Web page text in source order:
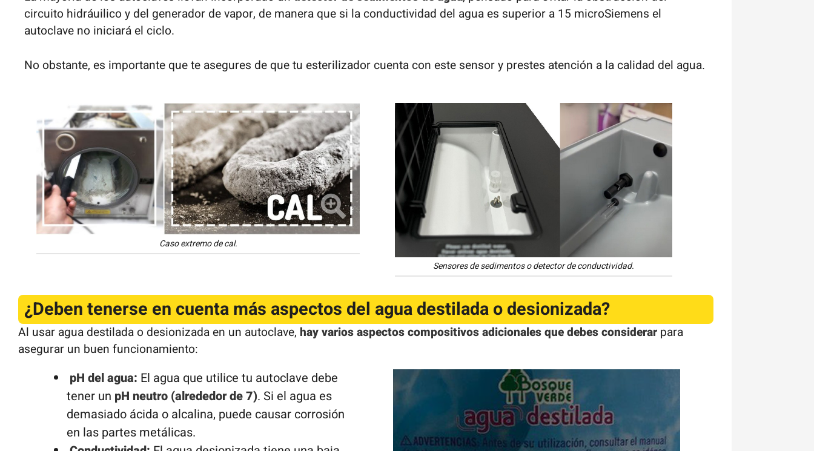
circuito hidráuilico y del generador de vapor, de manera que si la conductividad del agua es superior a 15 microSiemens el
autoclave no iniciará el ciclo.
No obstante, es importante que te asegures de que tu esterilizador cuenta con este sensor y prestes atención a la calidad del agua.
Caso extremo de cal.
Sensores de sedimentos o detector de conductividad.
¿Deben tenerse en cuenta más aspectos del agua destilada o desionizada?
Al usar agua destilada o desionizada en un autoclave, hay varios aspectos compositivos adicionales que debes considerar para
asegurar un buen funcionamiento:
pH del agua: El agua que utilice tu autoclave debe
tener un pH neutro (alrededor de 7). Si el agua es
demasiado ácida o alcalina, puede causar corrosión
en las partes metálicas.